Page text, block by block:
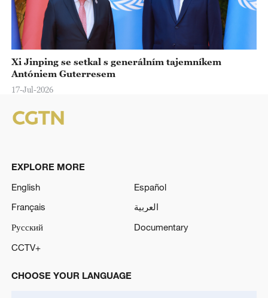
Xi Jinping se setkal s generálním tajemníkem
Antóniem Guterresem
17-Jul-2026
EXPLORE MORE
English
Español
Français
العربية
Русский
Documentary
CCTV+
CHOOSE YOUR LANGUAGE